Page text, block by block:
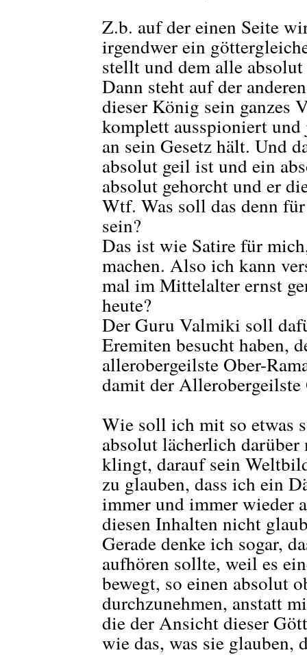
Z.b. auf der einen Seite
irgendwer ein
stellt und dem alle
Dann steht auf der
dieser König sein ganzes
komplett ausspioniert
an sein Gesetz hält. Und
absolut geil ist und ein
absolut gehorcht und er
Wtf. Was soll das denn
sein?
Das ist wie Satire für
machen. Also ich kann
mal im Mittelalter ernst
heute?
Der Guru Valmiki soll
Eremiten besucht haben,
allerobergeilste Ober-
damit der
Wie soll ich mit so etwas
absolut lächerlich
klingt, darauf sein
zu glauben, dass ich ein
immer und immer wieder
diesen Inhalten nicht
Gerade denke ich sogar,
aufhören sollte, weil es
bewegt, so einen absolut
durchzunehmen, anstatt
die der Ansicht dieser
wie das, was sie glauben,